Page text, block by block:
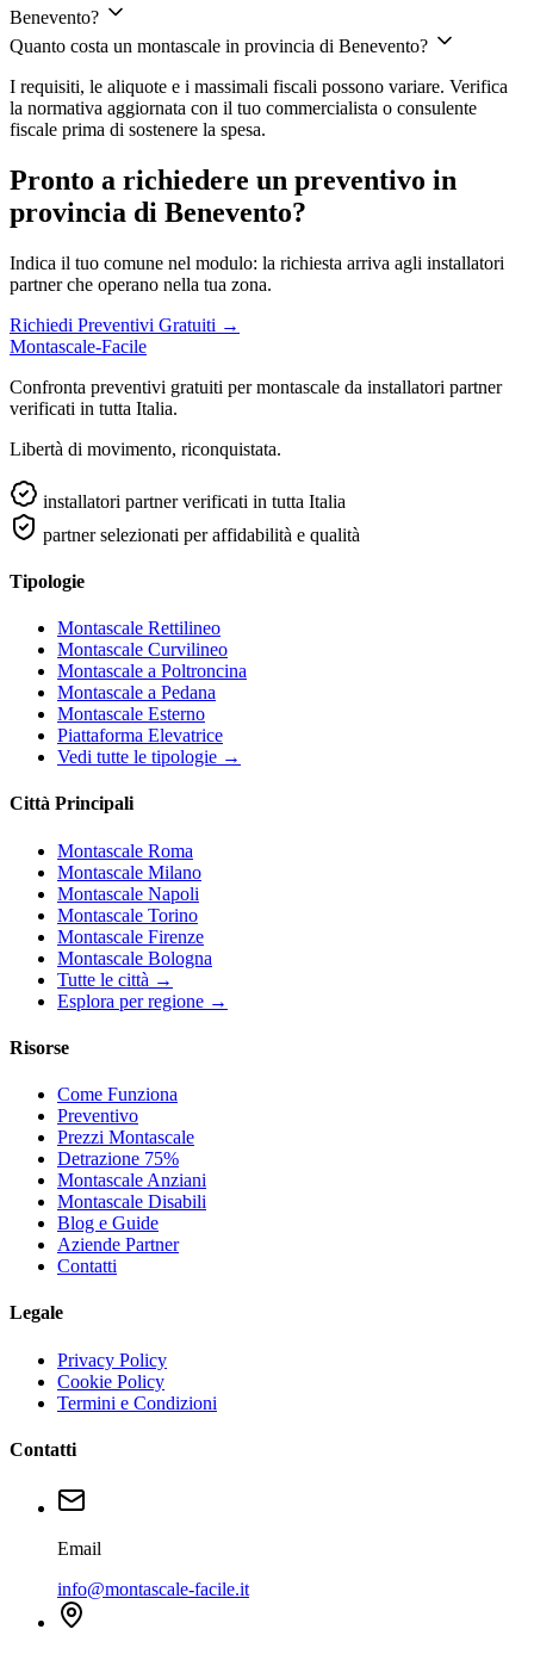
Benevento?
Quanto costa un montascale in provincia di Benevento?
I requisiti, le aliquote e i massimali fiscali possono variare. Verifica
la normativa aggiornata con il tuo commercialista o consulente
fiscale prima di sostenere la spesa.
Pronto a richiedere un preventivo in
provincia di Benevento?
Indica il tuo comune nel modulo: la richiesta arriva agli installatori
partner che operano nella tua zona.
Richiedi Preventivi Gratuiti →
Montascale-Facile
Confronta preventivi gratuiti per montascale da installatori partner
verificati in tutta Italia.
Libertà di movimento, riconquistata.
installatori partner verificati in tutta Italia
partner selezionati per affidabilità e qualità
Tipologie
Montascale Rettilineo
Montascale Curvilineo
Montascale a Poltroncina
Montascale a Pedana
Montascale Esterno
Piattaforma Elevatrice
Vedi tutte le tipologie →
Città Principali
Montascale Roma
Montascale Milano
Montascale Napoli
Montascale Torino
Montascale Firenze
Montascale Bologna
Tutte le città →
Esplora per regione →
Risorse
Come Funziona
Preventivo
Prezzi Montascale
Detrazione 75%
Montascale Anziani
Montascale Disabili
Blog e Guide
Aziende Partner
Contatti
Legale
Privacy Policy
Cookie Policy
Termini e Condizioni
Contatti
Email
info@montascale-facile.it